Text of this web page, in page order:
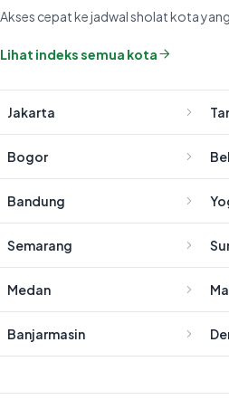
Akses cepat ke jadwal sholat kota
Lihat indeks semua kota
Jakarta
Bogor
Bandung
Semarang
Medan
Banjarmasin